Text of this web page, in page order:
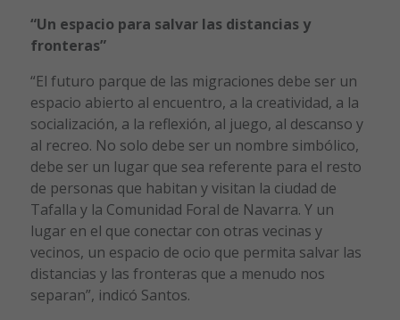
“Un espacio para salvar las distancias y
fronteras”
“El futuro parque de las migraciones debe ser un
espacio abierto al encuentro, a la creatividad, a la
socialización, a la reflexión, al juego, al descanso y
al recreo. No solo debe ser un nombre simbólico,
debe ser un lugar que sea referente para el resto
de personas que habitan y visitan la ciudad de
Tafalla y la Comunidad Foral de Navarra. Y un
lugar en el que conectar con otras vecinas y
vecinos, un espacio de ocio que permita salvar las
distancias y las fronteras que a menudo nos
separan”, indicó Santos.